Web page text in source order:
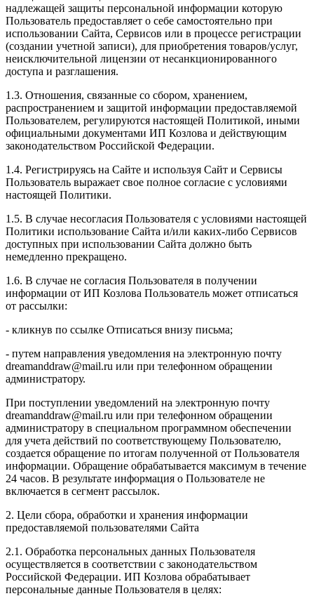
надлежащей защиты персональной информации которую
Пользователь предоставляет о себе самостоятельно при
использовании Сайта, Сервисов или в процессе регистрации
(создании учетной записи), для приобретения товаров/услуг,
неисключительной лицензии от несанкционированного
доступа и разглашения.
1.3. Отношения, связанные со сбором, хранением,
распространением и защитой информации предоставляемой
Пользователем, регулируются настоящей Политикой, иными
официальными документами ИП Козловa и действующим
законодательством Российской Федерации.
1.4. Регистрируясь на Сайте и используя Сайт и Сервисы
Пользователь выражает свое полное согласие с условиями
настоящей Политики.
1.5. В случае несогласия Пользователя с условиями настоящей
Политики использование Сайта и/или каких-либо Сервисов
доступных при использовании Сайта должно быть
немедленно прекращено.
1.6. В случае не согласия Пользователя в получении
информации от ИП Козлова Пользователь может отписаться
от рассылки:
- кликнув по ссылке Отписаться внизу письма;
- путем направления уведомления на электронную почту
dreamanddraw@mail.ru или при телефонном обращении
администратору.
При поступлении уведомлений на электронную почту
dreamanddraw@mail.ru или при телефонном обращении
администратору в специальном программном обеспечении
для учета действий по соответствующему Пользователю,
создается обращение по итогам полученной от Пользователя
информации. Обращение обрабатывается максимум в течение
24 часов. В результате информация о Пользователе не
включается в сегмент рассылок.
2. Цели сбора, обработки и хранения информации
предоставляемой пользователями Сайта
2.1. Обработка персональных данных Пользователя
осуществляется в соответствии с законодательством
Российской Федерации. ИП Козловa обрабатывает
персональные данные Пользователя в целях: